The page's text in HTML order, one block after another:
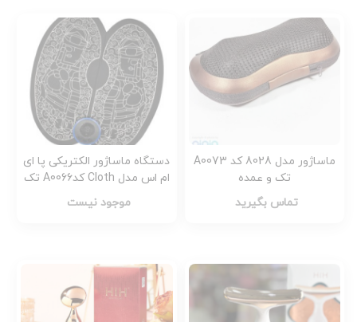
ماساژور مدل 8028 کد A0073
تک و عمده
تماس بگیرید
دستگاه ماساژور الکتریکی پا ای
ام اس مدل Cloth کدA0066 تک
و عمده
موجود نیست